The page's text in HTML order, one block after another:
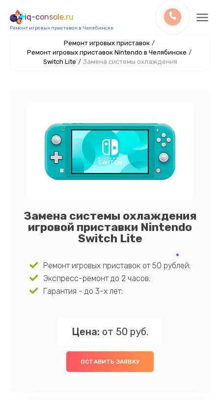
iq-console.ru
Ремонт игровых приставок в Челябинске
Ремонт игровых приставок /
Ремонт игровых приставок Nintendo в Челябинске /
Switch Lite / Замена системы охлаждения
Замена системы охлаждения
игровой приставки Nintendo
Switch Lite
Ремонт игровых приставок от 50 рублей;
Экспресс-ремонт до 2 часов;
Гарантия - до 3-х лет;
Цена: от 50 руб.
ОСТАВИТЬ ЗАЯВКУ